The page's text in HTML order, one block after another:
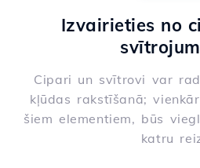
Izvairieties no
Cipari un svītrovi var
kļūdas rakstīšanā;
šiem elementiem, būs
katru